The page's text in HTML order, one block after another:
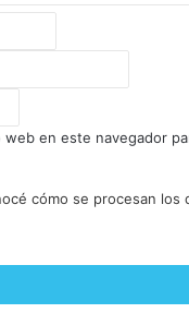
en este navegador
cómo se procesan los